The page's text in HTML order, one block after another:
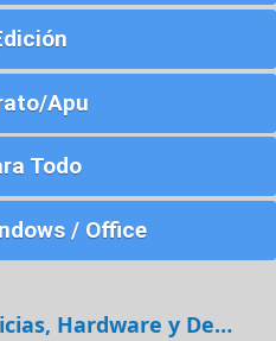
Apu
Todo
/ Office
General [Dudas, Noticias, Hardware y Debates]